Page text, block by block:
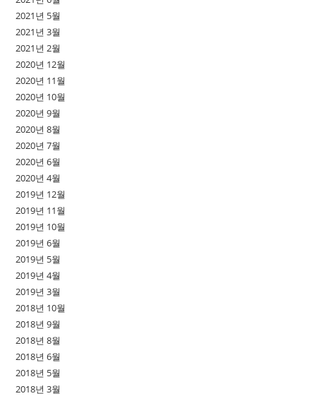
2021년 5월
2021년 3월
2021년 2월
2020년 12월
2020년 11월
2020년 10월
2020년 9월
2020년 8월
2020년 7월
2020년 6월
2020년 4월
2019년 12월
2019년 11월
2019년 10월
2019년 6월
2019년 5월
2019년 4월
2019년 3월
2018년 10월
2018년 9월
2018년 8월
2018년 6월
2018년 5월
2018년 3월